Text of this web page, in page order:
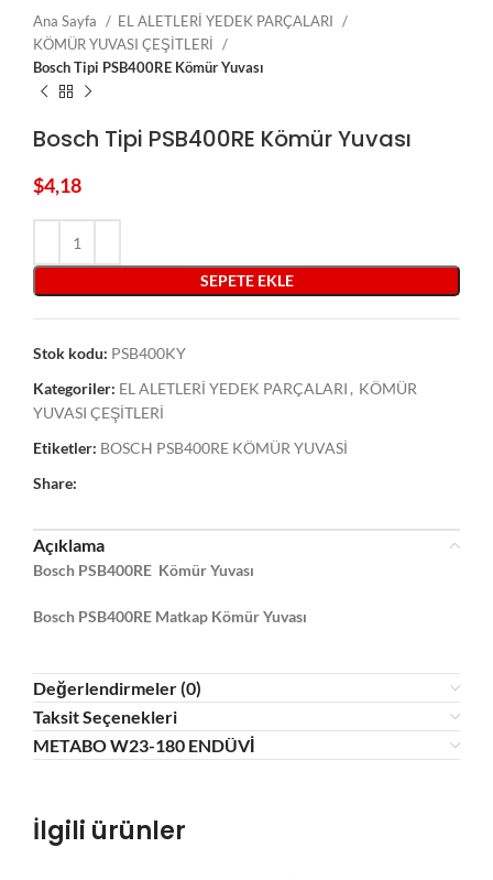
Ana Sayfa
EL ALETLERİ YEDEK PARÇALARI
KÖMÜR YUVASI ÇEŞİTLERİ
Bosch Tipi PSB400RE Kömür Yuvası
Bosch Tipi PSB400RE Kömür Yuvası
$4,18
SEPETE EKLE
Stok kodu: PSB400KY
Kategoriler: EL ALETLERİ YEDEK PARÇALARI, KÖMÜR
YUVASI ÇEŞİTLERİ
Etiketler: BOSCH PSB400RE KÖMÜR YUVASİ
Share:
Açıklama
Bosch PSB400RE Kömür Yuvası
Bosch PSB400RE Matkap Kömür Yuvası
Değerlendirmeler (0)
Taksit Seçenekleri
METABO W23-180 ENDÜVİ
İlgili ürünler